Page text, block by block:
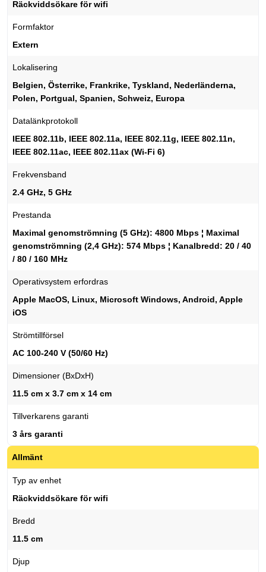
Räckviddsökare för wifi
Formfaktor
Extern
Lokalisering
Belgien, Österrike, Frankrike, Tyskland, Nederländerna,
Polen, Portgual, Spanien, Schweiz, Europa
Datalänkprotokoll
IEEE 802.11b, IEEE 802.11a, IEEE 802.11g, IEEE 802.11n,
IEEE 802.11ac, IEEE 802.11ax (Wi-Fi 6)
Frekvensband
2.4 GHz, 5 GHz
Prestanda
Maximal genomströmning (5 GHz): 4800 Mbps ¦ Maximal
genomströmning (2,4 GHz): 574 Mbps ¦ Kanalbredd: 20 / 40
/ 80 / 160 MHz
Operativsystem erfordras
Apple MacOS, Linux, Microsoft Windows, Android, Apple
iOS
Strömtillförsel
AC 100-240 V (50/60 Hz)
Dimensioner (BxDxH)
11.5 cm x 3.7 cm x 14 cm
Tillverkarens garanti
3 års garanti
Allmänt
Typ av enhet
Räckviddsökare för wifi
Bredd
11.5 cm
Djup